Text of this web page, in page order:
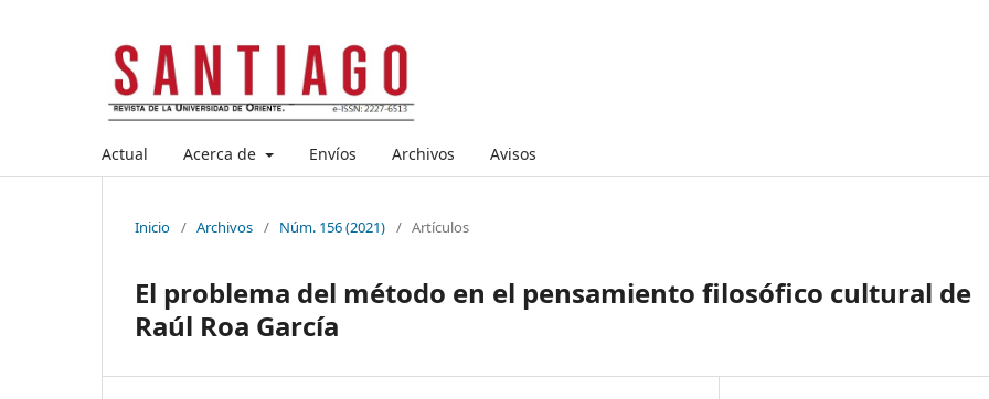
Actual Acerca de Envíos Archivos Avisos
Inicio / Archivos / Núm. 156 (2021) / Artículos
El problema del método en el pensamiento filosófico cultural de
Raúl Roa García